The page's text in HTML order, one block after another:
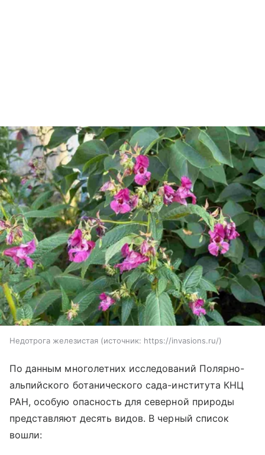
Недотрога железистая источник: https://invasions.ru/
По данным многолетних исследований Полярно-
альпийского ботанического сада-института КНЦ
РАН, особую опасность для северной природы
представляют десять видов. В черный список
вошли: